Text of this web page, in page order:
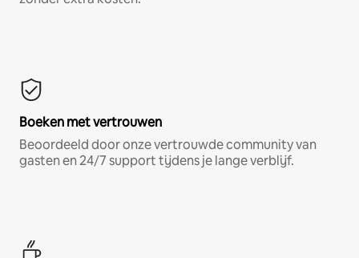
Boeken met vertrouwen
Beoordeeld door onze vertrouwde community van
gasten en 24/7 support tijdens je lange verblijf.